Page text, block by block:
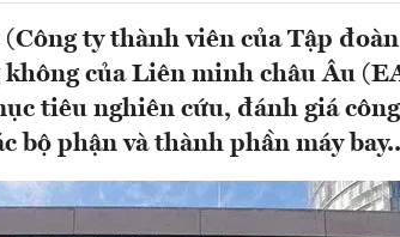
ty thành viên của Tập
của Liên minh châu Âu
tiêu nghiên cứu, đánh giá
bộ phận và thành phần máy